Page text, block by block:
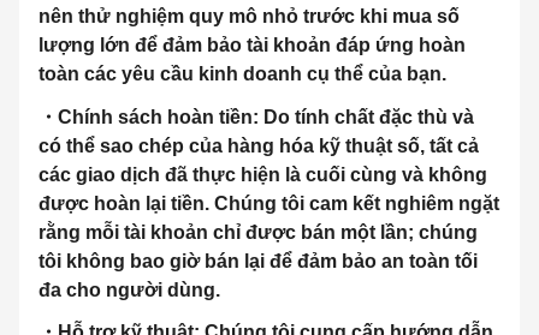
nên thử nghiệm quy mô nhỏ trước khi mua số
lượng lớn để đảm bảo tài khoản đáp ứng hoàn
toàn các yêu cầu kinh doanh cụ thể của bạn.
・Chính sách hoàn tiền: Do tính chất đặc thù và
có thể sao chép của hàng hóa kỹ thuật số, tất cả
các giao dịch đã thực hiện là cuối cùng và không
được hoàn lại tiền. Chúng tôi cam kết nghiêm ngặt
rằng mỗi tài khoản chỉ được bán một lần; chúng
tôi không bao giờ bán lại để đảm bảo an toàn tối
đa cho người dùng.